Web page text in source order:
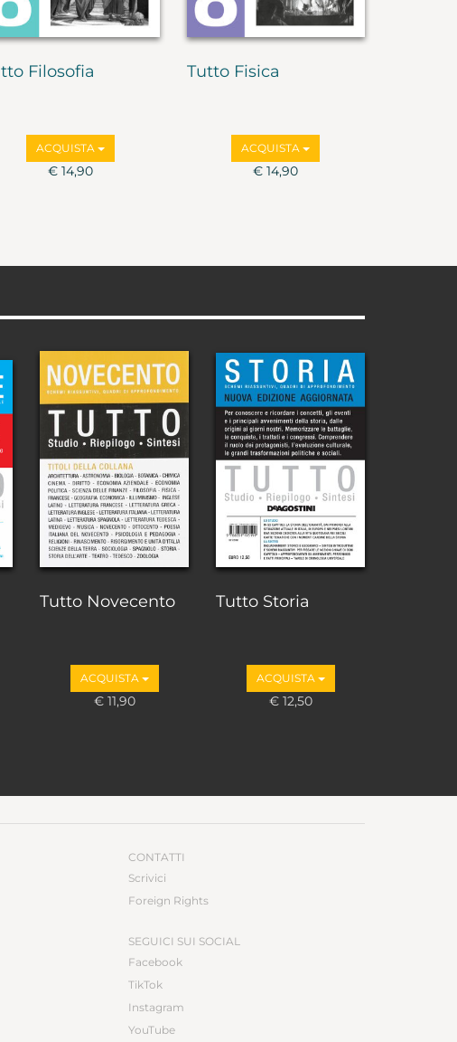
Filosofia
ACQUISTA
€ 14,90
Tutto Fisica
ACQUISTA
€ 14,90
Tutto Novecento
ACQUISTA
€ 11,90
Tutto Storia
ACQUISTA
€ 12,50
CONTATTI
Scrivici
Foreign Rights
SEGUICI SUI SOCIAL
Facebook
TikTok
Instagram
YouTube